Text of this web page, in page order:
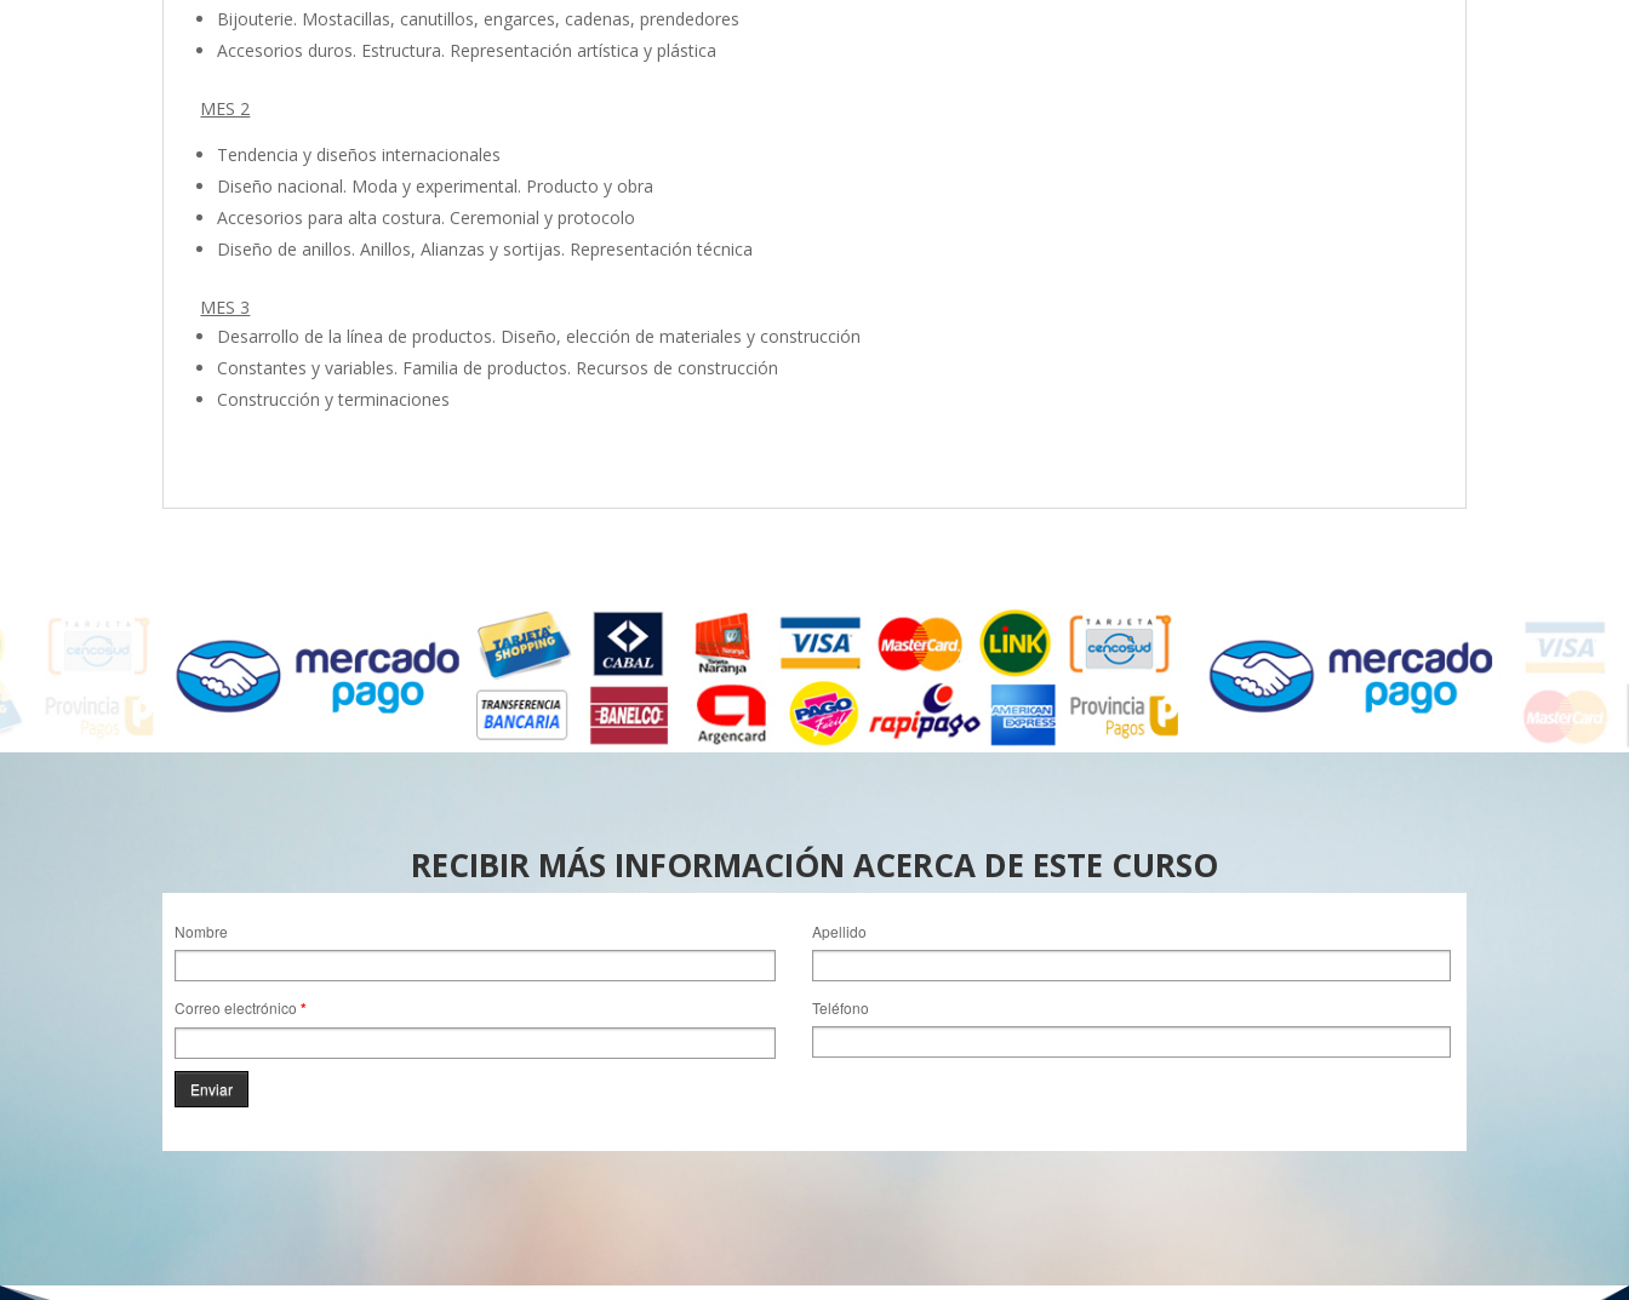
Bijouterie. Mostacillas, canutillos, engarces, cadenas, prendedores
Accesorios duros. Estructura. Representación artística y plástica
MES 2
Tendencia y diseños internacionales
Diseño nacional. Moda y experimental. Producto y obra
Accesorios para alta costura. Ceremonial y protocolo
Diseño de anillos. Anillos, Alianzas y sortijas. Representación técnica
MES 3
Desarrollo de la línea de productos. Diseño, elección de materiales y construcción
Constantes y variables. Familia de productos. Recursos de construcción
Construcción y terminaciones
RECIBIR MÁS INFORMACIÓN ACERCA DE ESTE CURSO
Nombre Apellido
Correo electrónico* Teléfono
Enviar